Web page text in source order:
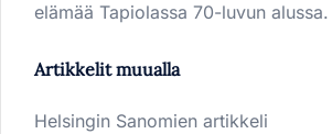
elämää Tapiolassa 70-luvun alussa.
Artikkelit muualla
Helsingin Sanomien artikkeli